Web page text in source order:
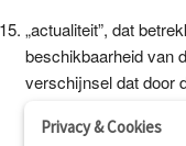
„actualiteit”, dat
beschikbaarheid van
verschijnsel dat door
Privacy & Cookies